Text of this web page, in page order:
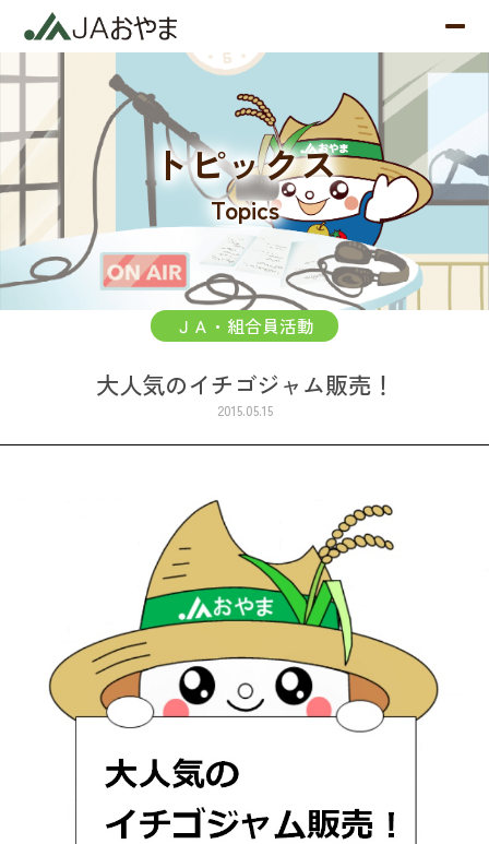
トピックス
Topics
ＪＡ・組合員活動
大人気のイチゴジャム販売！
2015.05.15